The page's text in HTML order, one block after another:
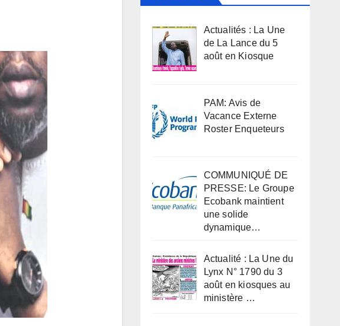
Actualités : La Une
de La Lance du 5
août en Kiosque
PAM: Avis de
Vacance Externe
Roster Enqueteurs
COMMUNIQUÉ DE
PRESSE: Le Groupe
Ecobank maintient
une solide
dynamique…
Actualité : La Une du
Lynx N° 1790 du 3
août en kiosques au
ministère …